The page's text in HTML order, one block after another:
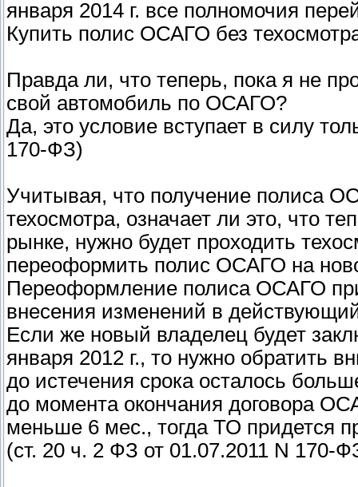
января 2014 г. все полномочия
Купить полис ОСАГО без
Правда ли, что теперь, пока я не
свой автомобиль по ОСАГО?
Да, это условие вступает в силу
170-ФЗ)
Учитывая, что получение полиса
техосмотра, означает ли это, что
рынке, нужно будет проходить
переоформить полис ОСАГО на
Переоформление полиса ОСАГО
внесения изменений в
Если же новый владелец будет
января 2012 г., то нужно обратить
до истечения срока осталось
до момента окончания договора
меньше 6 мес., тогда ТО придется
(ст. 20 ч. 2 ФЗ от 01.07.2011 N 170-